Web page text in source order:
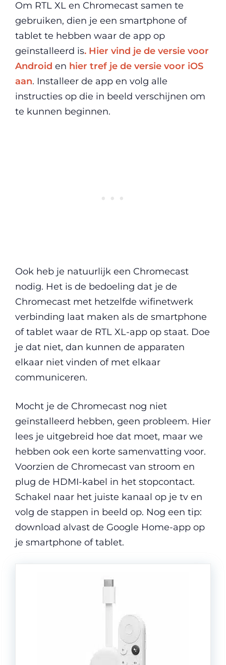
Om RTL XL en Chromecast samen te
gebruiken, dien je een smartphone of
tablet te hebben waar de app op
geïnstalleerd is. Hier vind je de versie voor
Android en hier tref je de versie voor iOS
aan. Installeer de app en volg alle
instructies op die in beeld verschijnen om
te kunnen beginnen.
Ook heb je natuurlijk een Chromecast
nodig. Het is de bedoeling dat je de
Chromecast met hetzelfde wifinetwerk
verbinding laat maken als de smartphone
of tablet waar de RTL XL-app op staat. Doe
je dat niet, dan kunnen de apparaten
elkaar niet vinden of met elkaar
communiceren.
Mocht je de Chromecast nog niet
geïnstalleerd hebben, geen probleem. Hier
lees je uitgebreid hoe dat moet, maar we
hebben ook een korte samenvatting voor.
Voorzien de Chromecast van stroom en
plug de HDMI-kabel in het stopcontact.
Schakel naar het juiste kanaal op je tv en
volg de stappen in beeld op. Nog een tip:
download alvast de Google Home-app op
je smartphone of tablet.